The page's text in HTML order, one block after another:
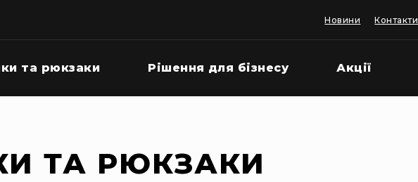
Новини Контакти
та рюкзаки Рішення для бізнесу Акції
ТА РЮКЗАКИ